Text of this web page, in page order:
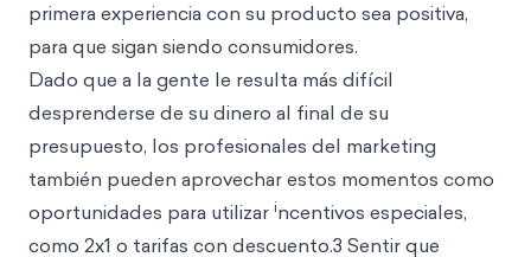
primera experiencia con su producto sea positiva,
para que sigan siendo consumidores.
Dado que a la gente le resulta más difícil
desprenderse de su dinero al final de su
presupuesto, los profesionales del marketing
también pueden aprovechar estos momentos como
oportunidades para utilizar incentivos especiales,
como 2x1 o tarifas con descuento.3 Sentir que